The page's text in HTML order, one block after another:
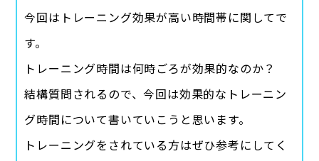
今回はトレーニング効果が高い時間帯に関してで
す。
トレーニング時間は何時ごろが効果的なのか？
結構質問されるので、今回は効果的なトレーニン
グ時間について書いていこうと思います。
トレーニングをされている方はぜひ参考にしてく